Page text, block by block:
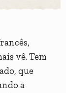
vê. Tem
que
a